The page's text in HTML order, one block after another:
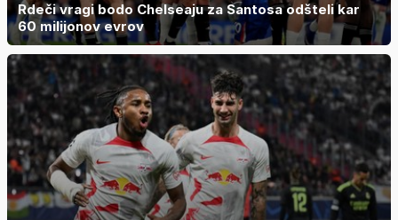
Rdeči vragi bodo Chelseaju za Santosa odšteli kar
60 milijonov evrov